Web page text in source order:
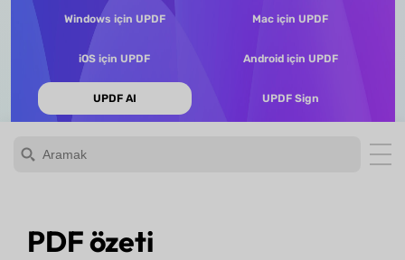
Windows için UPDF Mac için UPDF
iOS için UPDF Android için UPDF
UPDF AI UPDF Sign
PDF özeti